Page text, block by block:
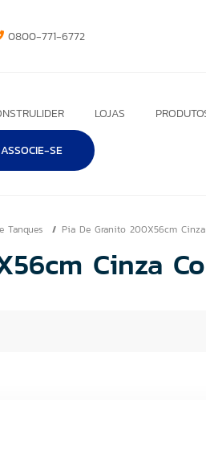
0800-771-6772
LOJAS
ASSOCIE-SE
Tanques Pia De Granito 200X56cm
Cinza